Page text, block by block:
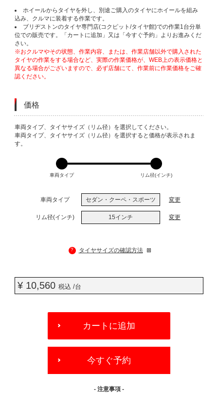
ホイールからタイヤを外し、別途ご購入のタイヤにホイールを組み
込み、クルマに装着する作業です。
ブリヂストンのタイヤ専門店(コクピット/タイヤ館)での作業1台分単
位での販売です。「カートに追加」又は「今すぐ予約」よりお進みくだ
さい。
※おクルマやその状態、作業内容、または、作業店舗以外で購入された
タイヤの作業をする場合など、実際の作業価格が、WEB上の表示価格と
異なる場合がございますので、必ず店舗にて、作業前に作業価格をご確
認ください。
価格
VARIATIONS
車両タイプ、タイヤサイズ（リム径）を選択してください。
車両タイプ、タイヤサイズ（リム径）を選択すると価格が表示されま
す。
車両タイプ リム径(インチ)
車両タイプ セダン・クーペ・スポーツ 変更
リム径(インチ) 15インチ 変更
? タイヤサイズの確認方法
¥ 10,560 税込 /台
OPTIONS
カートに追加
今すぐ予約
- 注意事項 -